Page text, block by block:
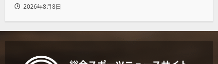
2026年8月8日